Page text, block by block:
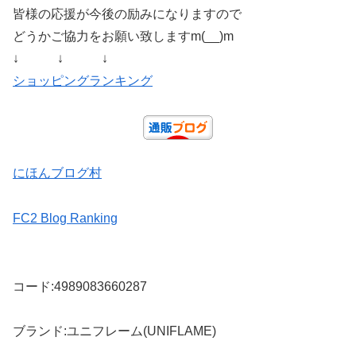
皆様の応援が今後の励みになりますので
どうかご協力をお願い致しますm(__)m
↓ ↓ ↓
ショッピングランキング
にほんブログ村
FC2 Blog Ranking
コード:4989083660287
ブランド:ユニフレーム(UNIFLAME)